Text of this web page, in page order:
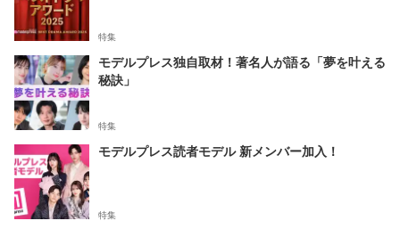
特集
モデルプレス独自取材！著名人が語る「夢を叶える
秘訣」
特集
モデルプレス読者モデル 新メンバー加入！
特集